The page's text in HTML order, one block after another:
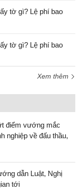
tờ gì? Lệ phí bao
tờ gì? Lệ phí bao
Xem thêm
điểm vướng mắc
nghiệp về đấu thầu,
dẫn Luật, Nghị
tới